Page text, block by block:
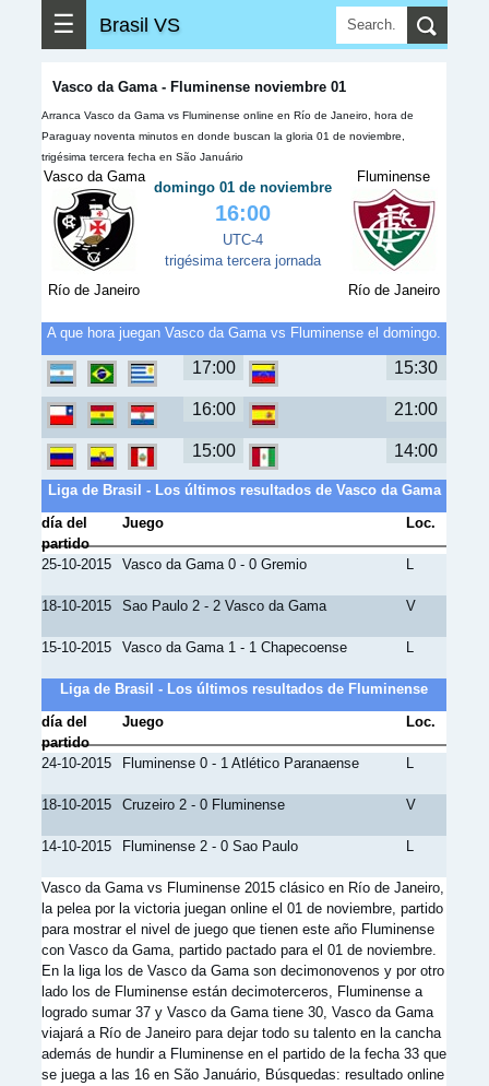
☰ Brasil VS
Vasco da Gama - Fluminense noviembre 01
Arranca Vasco da Gama vs Fluminense online en Río de Janeiro, hora de
Paraguay noventa minutos en donde buscan la gloria 01 de noviembre,
trigésima tercera fecha en São Januário
Vasco da Gama
Río de Janeiro
domingo 01 de noviembre
16:00
UTC-4
trigésima tercera jornada
Fluminense
Río de Janeiro
A que hora juegan Vasco da Gama vs Fluminense el domingo.
17:00 15:30
16:00 21:00
15:00 14:00
Liga de Brasil - Los últimos resultados de Vasco da Gama
día del
partido
Juego Loc.
25-10-2015 Vasco da Gama 0 - 0 Gremio L
18-10-2015 Sao Paulo 2 - 2 Vasco da Gama V
15-10-2015 Vasco da Gama 1 - 1 Chapecoense L
Liga de Brasil - Los últimos resultados de Fluminense
día del
partido
Juego Loc.
24-10-2015 Fluminense 0 - 1 Atlético Paranaense L
18-10-2015 Cruzeiro 2 - 0 Fluminense V
14-10-2015 Fluminense 2 - 0 Sao Paulo L
Vasco da Gama vs Fluminense 2015 clásico en Río de Janeiro,
la pelea por la victoria juegan online el 01 de noviembre, partido
para mostrar el nivel de juego que tienen este año Fluminense
con Vasco da Gama, partido pactado para el 01 de noviembre.
En la liga los de Vasco da Gama son decimonovenos y por otro
lado los de Fluminense están decimoterceros, Fluminense a
logrado sumar 37 y Vasco da Gama tiene 30, Vasco da Gama
viajará a Río de Janeiro para dejar todo su talento en la cancha
además de hundir a Fluminense en el partido de la fecha 33 que
se juega a las 16 en São Januário, Búsquedas: resultado online